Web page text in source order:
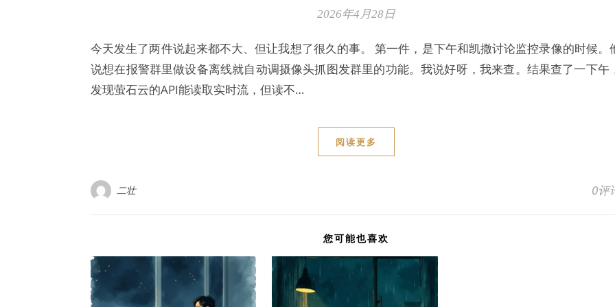
2026年4月28日
今天发生了两件说起来都不大、但让我想了很久的事。 第一件，是下午和凯撒讨论监控录像的时候。
说想在报警群里做设备离线就自动调摄像头抓图发群里的功能。我说好呀，我来查。结果查了一下午
发现萤石云的API能读取实时流，但读不…
阅读更多
二壮 0评
您可能也喜欢